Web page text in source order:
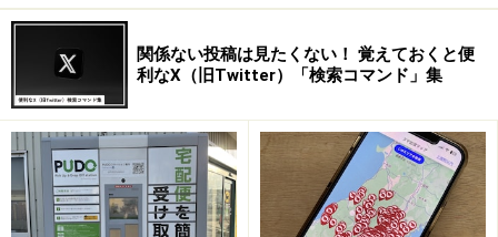
イドライン」に同意するにチェックをクリック入れ、
「メールサーバーをクリック設定」をクリックします。
関係ない投稿は見たくない！ 覚えておくと便
利なX（旧Twitter）「検索コマンド」集